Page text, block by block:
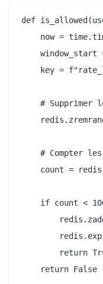
def
now =
window_start
key =
# Supprimer
# Compter
count =
if count <
return